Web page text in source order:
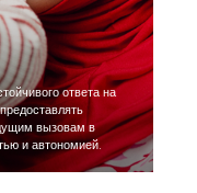
ответа на
вызовам в
и автономией.